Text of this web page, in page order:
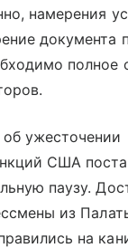
намерения
документа
полное
ужесточении
США
паузу.
из
на